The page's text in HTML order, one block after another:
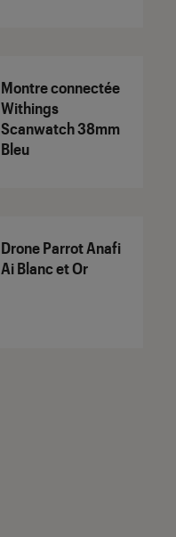
Montre connectée
Withings
Scanwatch 38mm
Bleu
Drone Parrot Anafi
Ai Blanc et Or